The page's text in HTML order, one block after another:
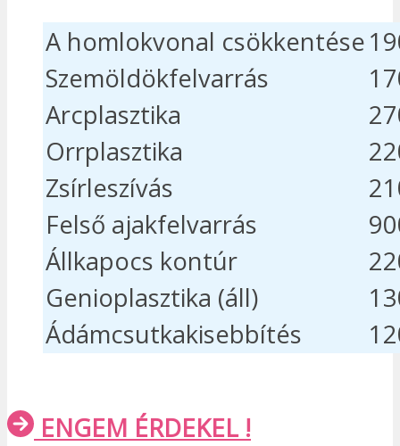
A homlokvonal csökkentése
Szemöldökfelvarrás
Arcplasztika
Orrplasztika
Zsírleszívás
Felső ajakfelvarrás
Állkapocs kontúr
Genioplasztika (áll)
Ádámcsutkakisebbítés
ENGEM ÉRDEKEL !